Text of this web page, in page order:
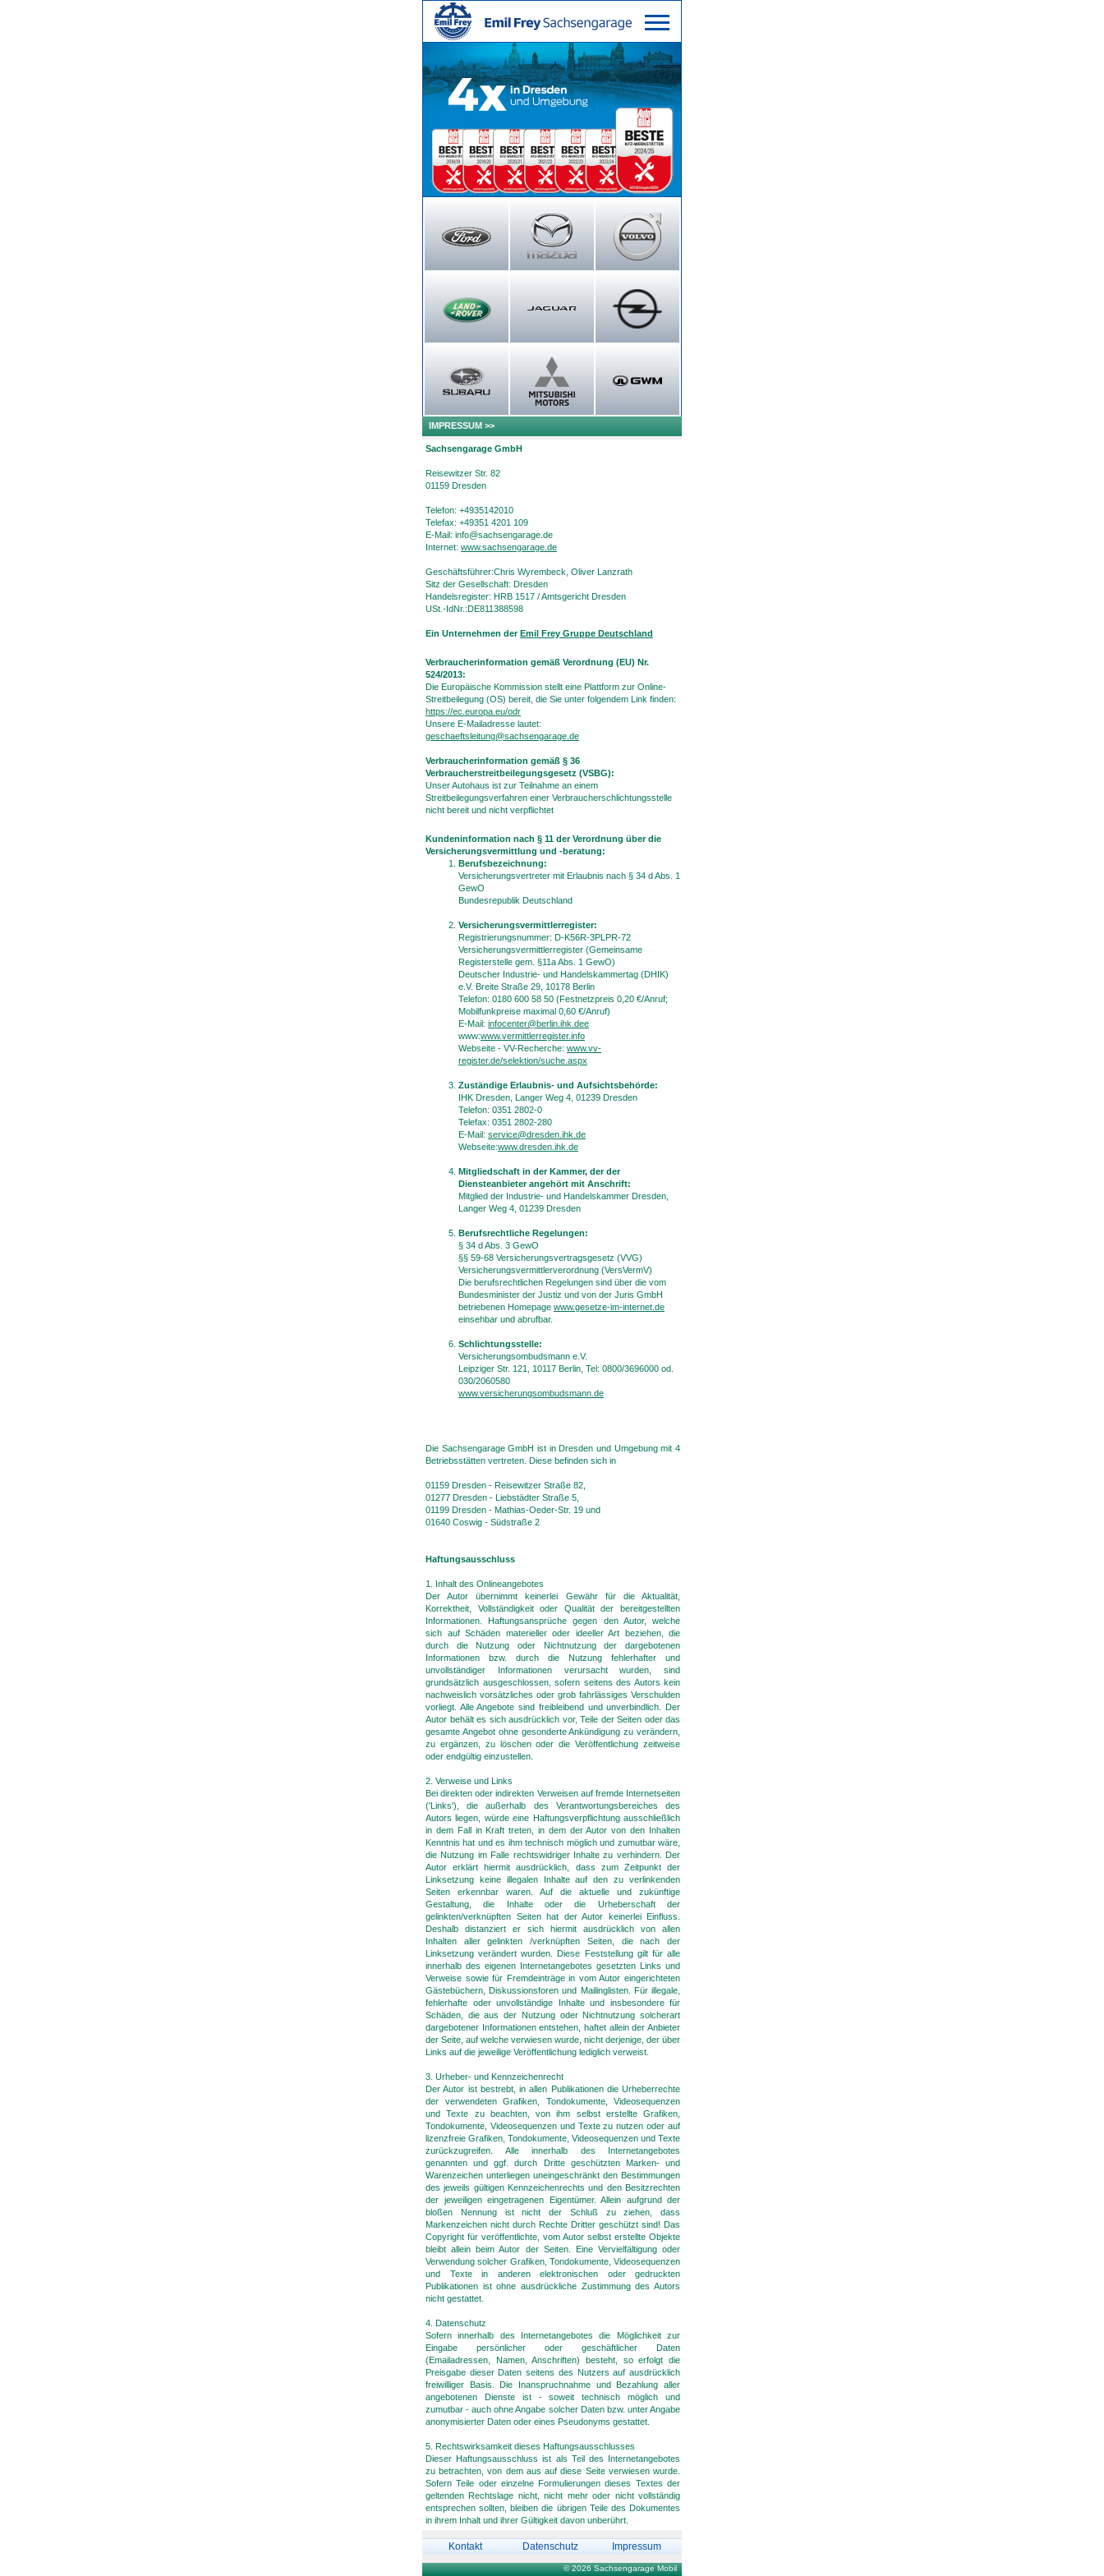
IMPRESSUM >>
Sachsengarage GmbH
Reisewitzer Str. 82
01159 Dresden
Telefon: +4935142010
Telefax: +49351 4201 109
E-Mail: info@sachsengarage.de
Internet: www.sachsengarage.de
Geschäftsführer:Chris Wyrembeck, Oliver Lanzrath
Sitz der Gesellschaft: Dresden
Handelsregister: HRB 1517 / Amtsgericht Dresden
USt.-IdNr.:DE811388598
Ein Unternehmen derEmil Frey Gruppe Deutschland
Verbraucherinformation gemäß Verordnung (EU) Nr.
524/2013:
Die Europäische Kommission stellt eine Plattform zur Online-
Streitbeilegung (OS) bereit, die Sie unter folgendem Link finden:
https://ec.europa.eu/odr
Unsere E-Mailadresse lautet:
geschaeftsleitung@sachsengarage.de
Verbraucherinformation gemäß § 36
Verbraucherstreitbeilegungsgesetz (VSBG):
Unser Autohaus ist zur Teilnahme an einem
Streitbeilegungsverfahren einer Verbraucherschlichtungsstelle
nicht bereit und nicht verpflichtet
Kundeninformation nach § 11 der Verordnung über die
Versicherungsvermittlung und -beratung:
Berufsbezeichnung:
Versicherungsvertreter mit Erlaubnis nach § 34 d Abs. 1
GewO
Bundesrepublik Deutschland
Versicherungsvermittlerregister:
Registrierungsnummer: D-K56R-3PLPR-72
Versicherungsvermittlerregister (Gemeinsame
Registerstelle gem. §11a Abs. 1 GewO)
Deutscher Industrie- und Handelskammertag (DHIK)
e.V. Breite Straße 29, 10178 Berlin
Telefon: 0180 600 58 50 (Festnetzpreis 0,20 €/Anruf;
Mobilfunkpreise maximal 0,60 €/Anruf)
E-Mail: infocenter@berlin.ihk.dee
www:www.vermittlerregister.info
Webseite - VV-Recherche: www.vv-
register.de/selektion/suche.aspx
Zuständige Erlaubnis- und Aufsichtsbehörde:
IHK Dresden, Langer Weg 4, 01239 Dresden
Telefon: 0351 2802-0
Telefax: 0351 2802-280
E-Mail: service@dresden.ihk.de
Webseite:www.dresden.ihk.de
Mitgliedschaft in der Kammer, der der
Diensteanbieter angehört mit Anschrift:
Mitglied der Industrie- und Handelskammer Dresden,
Langer Weg 4, 01239 Dresden
Berufsrechtliche Regelungen:
§ 34 d Abs. 3 GewO
§§ 59-68 Versicherungsvertragsgesetz (VVG)
Versicherungsvermittlerverordnung (VersVermV)
Die berufsrechtlichen Regelungen sind über die vom
Bundesminister der Justiz und von der Juris GmbH
betriebenen Homepage www.gesetze-im-internet.de
einsehbar und abrufbar.
Schlichtungsstelle:
Versicherungsombudsmann e.V.
Leipziger Str. 121, 10117 Berlin, Tel: 0800/3696000 od.
030/2060580
www.versicherungsombudsmann.de
Die Sachsengarage GmbH ist in Dresden und Umgebung mit 4
Betriebsstätten vertreten. Diese befinden sich in
01159 Dresden - Reisewitzer Straße 82,
01277 Dresden - Liebstädter Straße 5,
01199 Dresden - Mathias-Oeder-Str. 19 und
01640 Coswig - Südstraße 2
Haftungsausschluss
1. Inhalt des Onlineangebotes
Der Autor übernimmt keinerlei Gewähr für die Aktualität,
Korrektheit, Vollständigkeit oder Qualität der bereitgestellten
Informationen. Haftungsansprüche gegen den Autor, welche
sich auf Schäden materieller oder ideeller Art beziehen, die
durch die Nutzung oder Nichtnutzung der dargebotenen
Informationen bzw. durch die Nutzung fehlerhafter und
unvollständiger Informationen verursacht wurden, sind
grundsätzlich ausgeschlossen, sofern seitens des Autors kein
nachweislich vorsätzliches oder grob fahrlässiges Verschulden
vorliegt. Alle Angebote sind freibleibend und unverbindlich. Der
Autor behält es sich ausdrücklich vor, Teile der Seiten oder das
gesamte Angebot ohne gesonderte Ankündigung zu verändern,
zu ergänzen, zu löschen oder die Veröffentlichung zeitweise
oder endgültig einzustellen.
2. Verweise und Links
Bei direkten oder indirekten Verweisen auf fremde Internetseiten
('Links'), die außerhalb des Verantwortungsbereiches des
Autors liegen, würde eine Haftungsverpflichtung ausschließlich
in dem Fall in Kraft treten, in dem der Autor von den Inhalten
Kenntnis hat und es ihm technisch möglich und zumutbar wäre,
die Nutzung im Falle rechtswidriger Inhalte zu verhindern. Der
Autor erklärt hiermit ausdrücklich, dass zum Zeitpunkt der
Linksetzung keine illegalen Inhalte auf den zu verlinkenden
Seiten erkennbar waren. Auf die aktuelle und zukünftige
Gestaltung, die Inhalte oder die Urheberschaft der
gelinkten/verknüpften Seiten hat der Autor keinerlei Einfluss.
Deshalb distanziert er sich hiermit ausdrücklich von allen
Inhalten aller gelinkten /verknüpften Seiten, die nach der
Linksetzung verändert wurden. Diese Feststellung gilt für alle
innerhalb des eigenen Internetangebotes gesetzten Links und
Verweise sowie für Fremdeinträge in vom Autor eingerichteten
Gästebüchern, Diskussionsforen und Mailinglisten. Für illegale,
fehlerhafte oder unvollständige Inhalte und insbesondere für
Schäden, die aus der Nutzung oder Nichtnutzung solcherart
dargebotener Informationen entstehen, haftet allein der Anbieter
der Seite, auf welche verwiesen wurde, nicht derjenige, der über
Links auf die jeweilige Veröffentlichung lediglich verweist.
3. Urheber- und Kennzeichenrecht
Der Autor ist bestrebt, in allen Publikationen die Urheberrechte
der verwendeten Grafiken, Tondokumente, Videosequenzen
und Texte zu beachten, von ihm selbst erstellte Grafiken,
Tondokumente, Videosequenzen und Texte zu nutzen oder auf
lizenzfreie Grafiken, Tondokumente, Videosequenzen und Texte
zurückzugreifen. Alle innerhalb des Internetangebotes
genannten und ggf. durch Dritte geschützten Marken- und
Warenzeichen unterliegen uneingeschränkt den Bestimmungen
des jeweils gültigen Kennzeichenrechts und den Besitzrechten
der jeweiligen eingetragenen Eigentümer. Allein aufgrund der
bloßen Nennung ist nicht der Schluß zu ziehen, dass
Markenzeichen nicht durch Rechte Dritter geschützt sind! Das
Copyright für veröffentlichte, vom Autor selbst erstellte Objekte
bleibt allein beim Autor der Seiten. Eine Vervielfältigung oder
Verwendung solcher Grafiken, Tondokumente, Videosequenzen
und Texte in anderen elektronischen oder gedruckten
Publikationen ist ohne ausdrückliche Zustimmung des Autors
nicht gestattet.
4. Datenschutz
Sofern innerhalb des Internetangebotes die Möglichkeit zur
Eingabe persönlicher oder geschäftlicher Daten
(Emailadressen, Namen, Anschriften) besteht, so erfolgt die
Preisgabe dieser Daten seitens des Nutzers auf ausdrücklich
freiwilliger Basis. Die Inanspruchnahme und Bezahlung aller
angebotenen Dienste ist - soweit technisch möglich und
zumutbar - auch ohne Angabe solcher Daten bzw. unter Angabe
anonymisierter Daten oder eines Pseudonyms gestattet.
5. Rechtswirksamkeit dieses Haftungsausschlusses
Dieser Haftungsausschluss ist als Teil des Internetangebotes
zu betrachten, von dem aus auf diese Seite verwiesen wurde.
Sofern Teile oder einzelne Formulierungen dieses Textes der
geltenden Rechtslage nicht, nicht mehr oder nicht vollständig
entsprechen sollten, bleiben die übrigen Teile des Dokumentes
in ihrem Inhalt und ihrer Gültigkeit davon unberührt.
Kontakt Datenschutz Impressum
© 2026 Sachsengarage Mobil